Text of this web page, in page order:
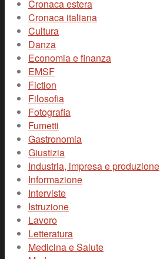
Cronaca estera
Cronaca italiana
Cultura
Danza
Economia e finanza
EMSF
Fiction
Filosofia
Fotografia
Fumetti
Gastronomia
Giustizia
Industria, impresa e produzione
Informazione
Interviste
Istruzione
Lavoro
Letteratura
Medicina e Salute